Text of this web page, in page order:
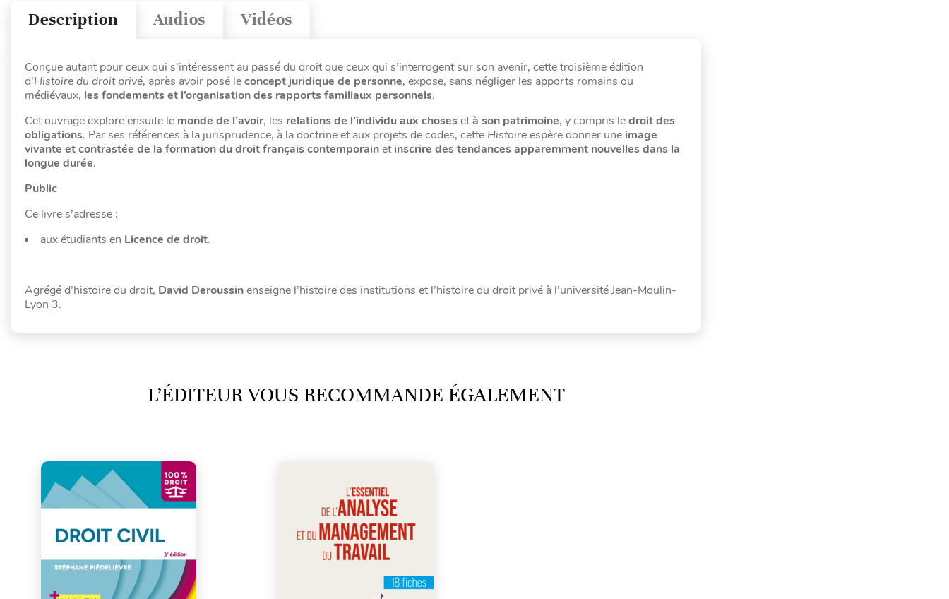
Vidéos
Audios
Description
Conçue autant pour ceux qui s’intéressent au passé du droit que ceux qui s’interrogent sur son avenir, cette troisième édition
d’Histoire du droit privé, après avoir posé leconcept juridique de personne, expose, sans négliger les apports romains ou
médiévaux, les fondements et l’organisation des rapports familiaux personnels.
Cet ouvrage explore ensuite le monde de l’avoir, les relations de l’individu aux choses età son patrimoine, y compris ledroit des
obligations. Par ses références à la jurisprudence, à la doctrine et aux projets de codes, cette Histoireespère donner une image
vivante et contrastée de la formation du droit français contemporainetinscrire des tendances apparemment nouvelles dans la
longue durée.
Public
Ce livre s’adresse :
aux étudiants en Licence de droit.
Agrégé d’histoire du droit, David Deroussinenseigne l’histoire des institutions et l’histoire du droit privé à l’université Jean-Moulin-
Lyon 3.
L’ÉDITEUR VOUS RECOMMANDE ÉGALEMENT